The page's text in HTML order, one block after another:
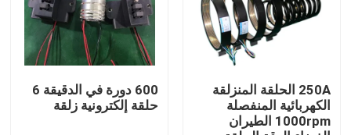
250A الحلقة المنزلقة
الكهربائية المنفصلة
1000rpm الطيران
600 دورة في الدقيقة 6
حلقة إلكترونية زلقة